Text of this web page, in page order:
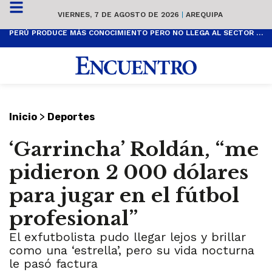
VIERNES, 7 DE AGOSTO DE 2026 | AREQUIPA
PERÚ PRODUCE MÁS CONOCIMIENTO PERO NO LLEGA AL SECTOR PRODUCTIVO
Inicio > Deportes
‘Garrincha’ Roldán, “me
pidieron 2 000 dólares
para jugar en el fútbol
profesional”
El exfutbolista pudo llegar lejos y brillar
como una ‘estrella’, pero su vida nocturna
le pasó factura